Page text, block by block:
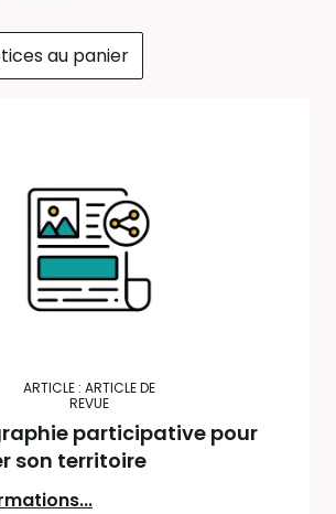
au panier
ARTICLE : ARTICLE DE
REVUE
participative pour
son territoire